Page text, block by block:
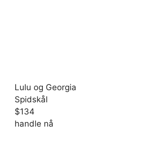
Lulu og Georgia
Spidskål
$134
handle nå